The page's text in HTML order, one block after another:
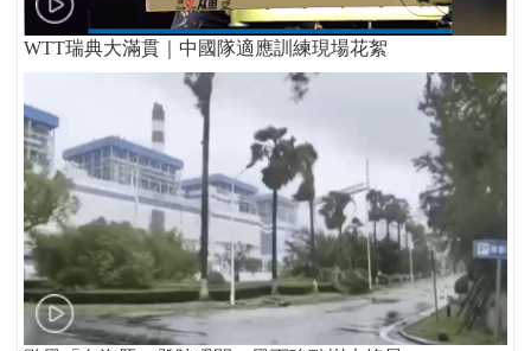
WTT瑞典大滿貫｜中國隊適應訓練現場花絮